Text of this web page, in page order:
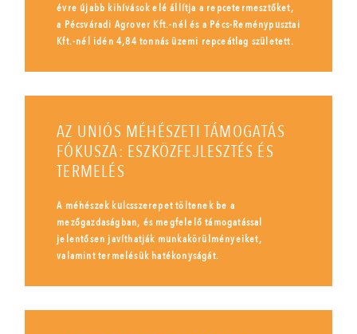
évre újabb kihívások elé állítja a repcetermesztőket,
a Pécsváradi Agrover Kft.-nél és a Pécs-Reménypusztai
Kft.-nél idén 4,84 tonnás üzemi repceátlag született.
AZ UNIÓS MÉHÉSZETI TÁMOGATÁS
FÓKUSZA: ESZKÖZFEJLESZTÉS ÉS
TERMELÉS
A méhészek kulcsszerepet töltenek be a
mezőgazdaságban, és megfelelő támogatással
jelentősen javíthatják munkakörülményeiket,
valamint termelésük hatékonyságát.